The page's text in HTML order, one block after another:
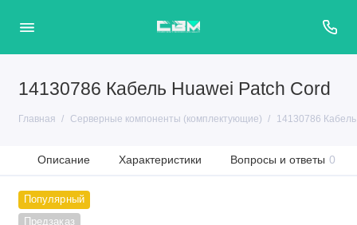
14130786 Кабель Huawei Patch Cord
Главная Серверные компоненты (комплектующие) 14130786
Описание Характеристики Вопросы и ответы 0
Популярный
Предзаказ